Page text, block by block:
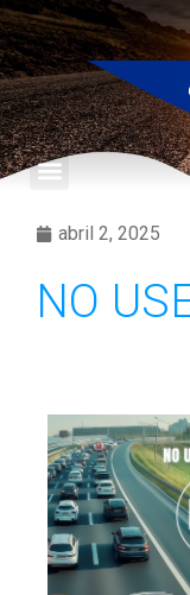
abril 2, 2025
NO